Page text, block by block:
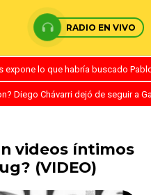
RADIO EN VIVO
expone lo que habría buscado
Diego Chávarri dejó de seguir a
videos íntimos
(VIDEO)